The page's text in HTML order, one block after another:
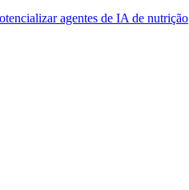
agentes de IA de nutrição